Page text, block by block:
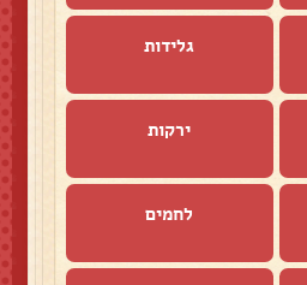
גלידות
ירקות
לחמים